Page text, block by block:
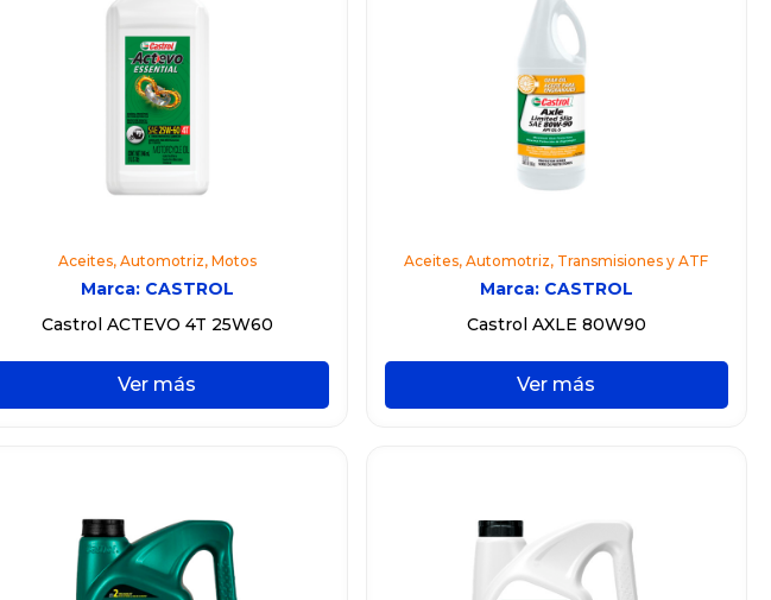
Aceites, Automotriz, Motos
Marca: CASTROL
Castrol ACTEVO 4T 25W60
Ver más
Aceites,Automotriz, Transmisiones y ATF
Marca: CASTROL
Castrol AXLE 80W90
Ver más